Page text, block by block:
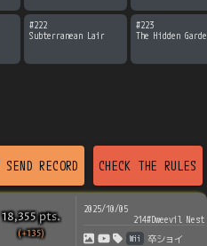
#222
Subterranean Lair
#223
The Hidden
SEND RECORD CHECK THE RULES
18,355pts.
(+135)
2025/10/05
214#Dweevil Nest
Wii 卒ショイ